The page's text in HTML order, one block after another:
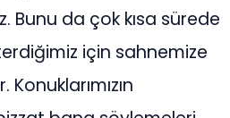
Bunu da çok kısa sürede
için sahnemize